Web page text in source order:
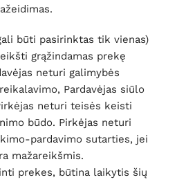
būti pasirinktas tik vienas)
grąžindamas prekę
neturi galimybės
Pardavėjas siūlo
neturi teisės keisti
būdo. Pirkėjas neturi
pardavimo sutarties, jei
mažareikšmis.
prekes, būtina laikytis šių